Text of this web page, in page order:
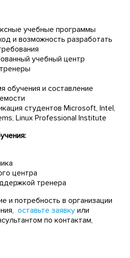
учебные программы
и возможность разработать
учебный центр
обучения и составление
студентов Microsoft, Intel,
Linux Professional Institute
центра
тренера
и потребность в организации
оставьте заявку или
по контактам,